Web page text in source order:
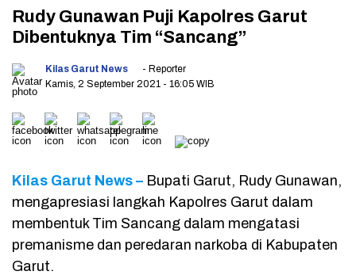
Rudy Gunawan Puji Kapolres Garut
Dibentuknya Tim “Sancang”
Kilas Garut News
- Reporter
Kamis, 2 September 2021 - 16:05 WIB
Kilas Garut News – Bupati Garut, Rudy Gunawan,
mengapresiasi langkah Kapolres Garut dalam
membentuk Tim Sancang dalam mengatasi
premanisme dan peredaran narkoba di Kabupaten
Garut.